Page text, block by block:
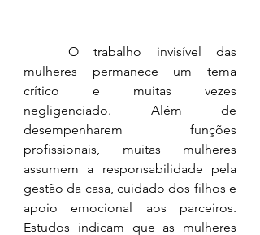
mulheres permanece um tema
crítico e muitas vezes
negligenciado. Além de
desempenharem funções
profissionais, muitas mulheres
assumem a responsabilidade pela
gestão da casa, cuidado dos filhos e
apoio emocional aos parceiros.
Estudos indicam que as mulheres